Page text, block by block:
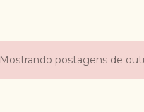
Mostrando postagens de